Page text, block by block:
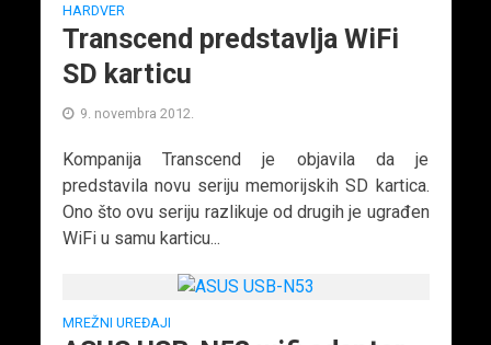
HARDVER
Transcend predstavlja WiFi
SD karticu
9. novembra 2012.
Kompanija Transcend je objavila da je
predstavila novu seriju memorijskih SD kartica.
Ono što ovu seriju razlikuje od drugih je ugrađen
WiFi u samu karticu...
MREŽNI UREĐAJI